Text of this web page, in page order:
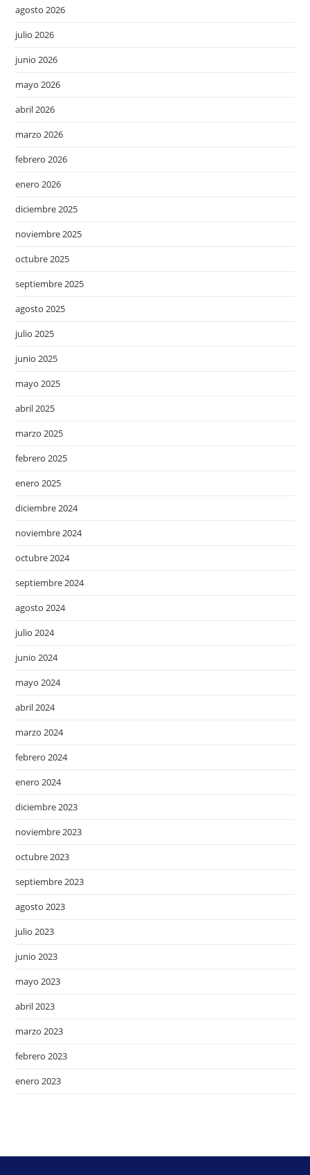
agosto 2026
julio 2026
junio 2026
mayo 2026
abril 2026
marzo 2026
febrero 2026
enero 2026
diciembre 2025
noviembre 2025
octubre 2025
septiembre 2025
agosto 2025
julio 2025
junio 2025
mayo 2025
abril 2025
marzo 2025
febrero 2025
enero 2025
diciembre 2024
noviembre 2024
octubre 2024
septiembre 2024
agosto 2024
julio 2024
junio 2024
mayo 2024
abril 2024
marzo 2024
febrero 2024
enero 2024
diciembre 2023
noviembre 2023
octubre 2023
septiembre 2023
agosto 2023
julio 2023
junio 2023
mayo 2023
abril 2023
marzo 2023
febrero 2023
enero 2023